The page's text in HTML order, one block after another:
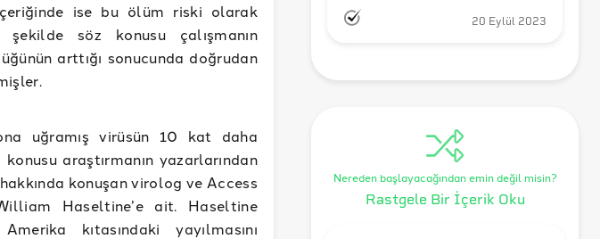
ise bu ölüm riski olarak
söz konusu çalışmanın
arttığı sonucunda doğrudan
uğramış virüsün 10 kat daha
araştırmanın yazarlarından
konuşan virolog ve Access
Haseltine’e ait. Haseltine
kıtasındaki yayılmasını
20 Eylül 2023
Nereden başlayacağından emin değil misin?
Rastgele Bir İçerik Oku